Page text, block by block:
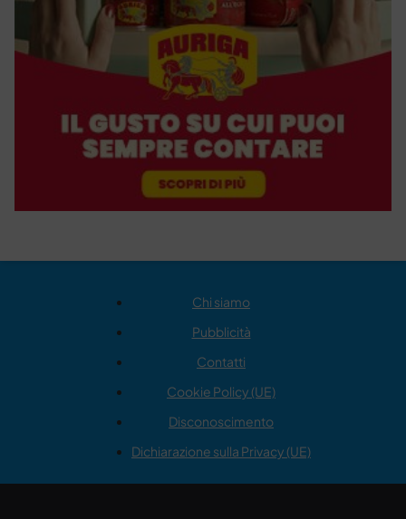
Chi siamo
Pubblicità
Contatti
Cookie Policy (UE)
Disconoscimento
Dichiarazione sulla Privacy (UE)